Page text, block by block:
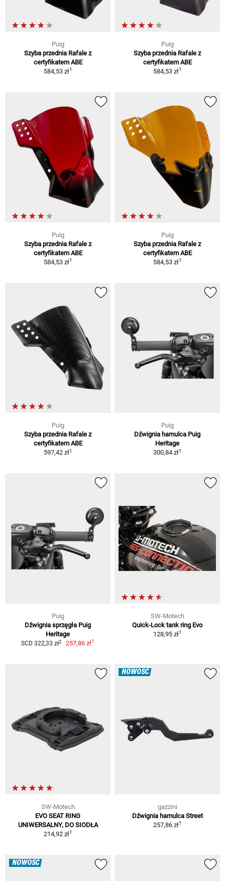
Puig
Szyba przednia Rafale z
certyfikatem ABE
584,53 zł1
Puig
Szyba przednia Rafale z
certyfikatem ABE
584,53 zł1
Puig
Szyba przednia Rafale z
certyfikatem ABE
584,53 zł1
Puig
Szyba przednia Rafale z
certyfikatem ABE
584,53 zł1
Puig
Szyba przednia Rafale z
certyfikatem ABE
597,42 zł1
Puig
Dźwignia hamulca Puig
Heritage
300,84 zł1
Puig
Dźwignia sprzęgła Puig
Heritage
SCD 322,33 zł2 257,86 zł1
SW-Motech
Quick-Lock tank ring Evo
128,95 zł1
SW-Motech
EVO SEAT RING
UNIWERSALNY, DO SIODŁA
214,92 zł1
NOWOŚĆ
gazzini
Dźwignia hamulca Street
257,86 zł1
NOWOŚĆ